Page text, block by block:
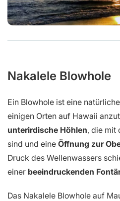
Nakalele Blowhole
Ein Blowhole ist eine
einigen Orten auf Hawaii
unterirdische Höhlen, die mit
sind und eine Öffnung zur
Druck des Wellenwassers
einer beeindruckenden
Das Nakalele Blowhole auf